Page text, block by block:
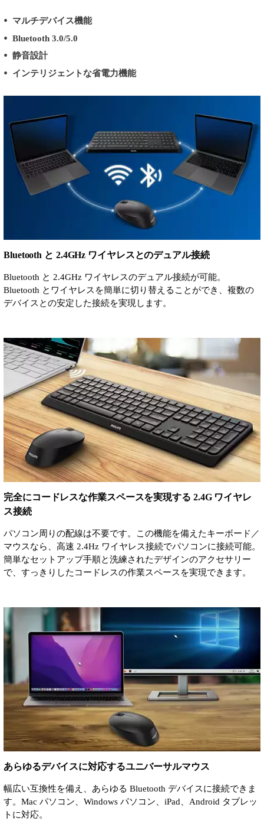
マルチデバイス機能
Bluetooth 3.0/5.0
静音設計
インテリジェントな省電力機能
Bluetooth と 2.4GHz ワイヤレスとのデュアル接続
Bluetooth と 2.4GHz ワイヤレスのデュアル接続が可能。
Bluetooth とワイヤレスを簡単に切り替えることができ、複数の
デバイスとの安定した接続を実現します。
完全にコードレスな作業スペースを実現する 2.4G ワイヤレ
ス接続
パソコン周りの配線は不要です。この機能を備えたキーボード／
マウスなら、高速 2.4Hz ワイヤレス接続でパソコンに接続可能。
簡単なセットアップ手順と洗練されたデザインのアクセサリー
で、すっきりしたコードレスの作業スペースを実現できます。
あらゆるデバイスに対応するユニバーサルマウス
幅広い互換性を備え、あらゆる Bluetooth デバイスに接続できま
す。Mac パソコン、Windows パソコン、iPad、Android タブレッ
トに対応。